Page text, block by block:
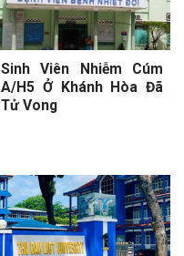
Sinh Viên Nhiễm Cúm
A/H5 Ở Khánh Hòa Đã
Tử Vong